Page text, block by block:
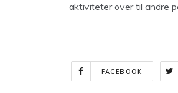
aktiviteter over til andre
FACEBOOK